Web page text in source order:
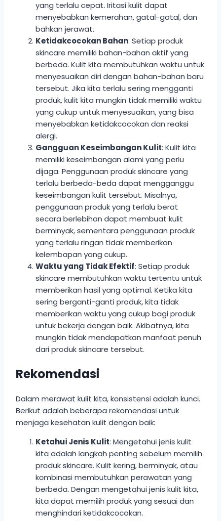
yang terlalu cepat. Iritasi kulit dapat
menyebabkan kemerahan, gatal-gatal, dan
bahkan jerawat.
Ketidakcocokan Bahan: Setiap produk
skincare memiliki bahan-bahan aktif yang
berbeda. Kulit kita membutuhkan waktu untuk
menyesuaikan diri dengan bahan-bahan baru
tersebut. Jika kita terlalu sering mengganti
produk, kulit kita mungkin tidak memiliki waktu
yang cukup untuk menyesuaikan, yang bisa
menyebabkan ketidakcocokan dan reaksi
alergi.
Gangguan Keseimbangan Kulit: Kulit kita
memiliki keseimbangan alami yang perlu
dijaga. Penggunaan produk skincare yang
terlalu berbeda-beda dapat mengganggu
keseimbangan kulit tersebut. Misalnya,
penggunaan produk yang terlalu berat
secara berlebihan dapat membuat kulit
berminyak, sementara penggunaan produk
yang terlalu ringan tidak memberikan
kelembapan yang cukup.
Waktu yang Tidak Efektif: Setiap produk
skincare membutuhkan waktu tertentu untuk
memberikan hasil yang optimal. Ketika kita
sering berganti-ganti produk, kita tidak
memberikan waktu yang cukup bagi produk
untuk bekerja dengan baik. Akibatnya, kita
mungkin tidak mendapatkan manfaat penuh
dari produk skincare tersebut.
Rekomendasi
Dalam merawat kulit kita, konsistensi adalah kunci.
Berikut adalah beberapa rekomendasi untuk
menjaga kesehatan kulit dengan baik:
Ketahui Jenis Kulit: Mengetahui jenis kulit
kita adalah langkah penting sebelum memilih
produk skincare. Kulit kering, berminyak, atau
kombinasi membutuhkan perawatan yang
berbeda. Dengan mengetahui jenis kulit kita,
kita dapat memilih produk yang sesuai dan
menghindari ketidakcocokan.